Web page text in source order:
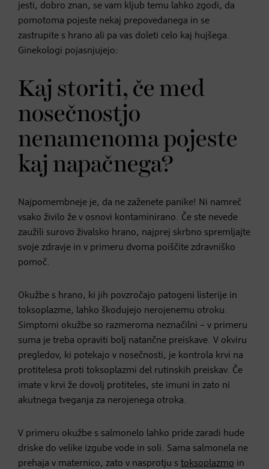
jesti, dobro znan, se vam kljub temu lahko zgodi, da
pomotoma pojeste nekaj prepovedanega in se
zastrupite s hrano ali pa vas doleti celo kaj hujšega.
Ginekologi pojasnjujejo:
Kaj storiti, če med
nosečnostjo
nenamenoma pojeste
kaj napačnega?
Najpomembneje je, da ne zaženete panike! Ni namreč
vsako živilo že v osnovi kontaminirano. Če ste nevede
zaužili surovo živalsko hrano, najprej skrbno spremljajte
svoje zdravje in v primeru dvoma poiščite zdravniško
pomoč.
Okužbe s hrano, ki jih povzročajo patogeni listerije in
toksoplazme, lahko škodujejo nerojenemu otroku.
Simptomi okužbe so razmeroma neznačilni – v primeru
suma je treba opraviti bolj natančne preiskave. V okviru
pregledov, ki potekajo v nosečnosti, je kontrola krvi na
protitelesa proti toksoplazmi del rutinskih preiskav. Če
imate v krvi že dovolj protiteles, ste imuni in zato ni
akutnega tveganja za nerojenega otroka.
V primeru okužbe s salmonelo lahko pride zaradi hude
driske do velike izgube vode in soli. Sama salmonela ne
prehaja v maternico, zato v nasprotju s toksoplazmo in